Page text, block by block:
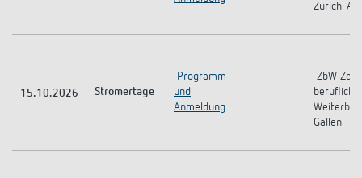
Historie
Zürich-
15.10.2026 Stromertage
Programm
und
Anmeldung
ZbW
berufliche
Gallen